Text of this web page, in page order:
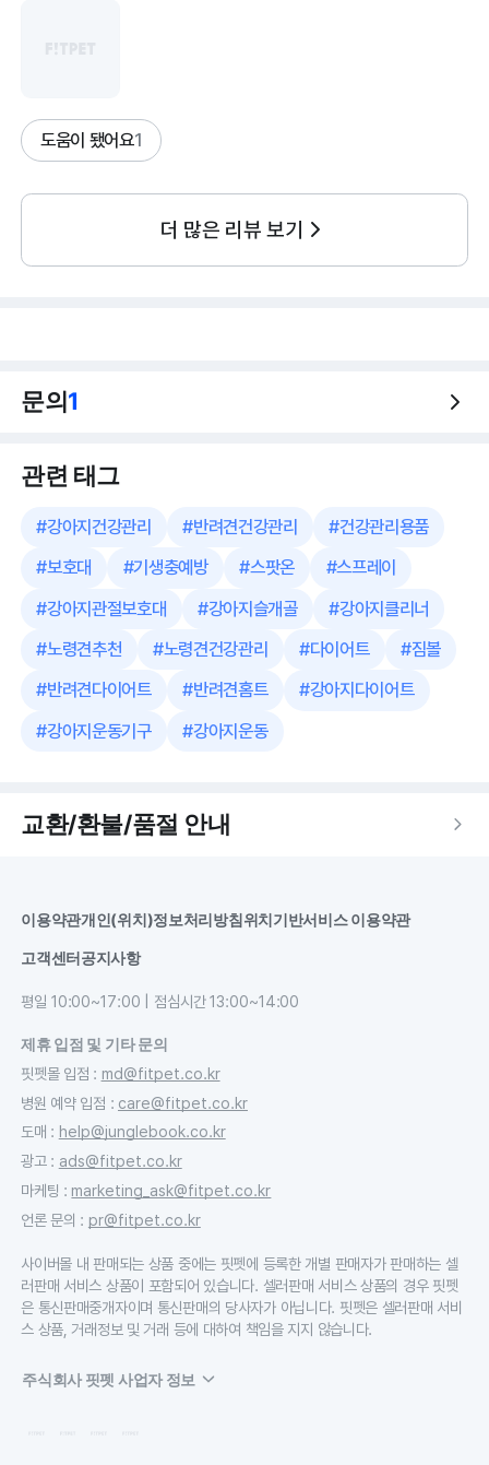
도움이 됐어요1
더 많은 리뷰 보기
문의1
관련 태그
#강아지건강관리 #반려견건강관리 #건강관리용품
#보호대 #기생충예방 #스팟온 #스프레이
#강아지관절보호대 #강아지슬개골 #강아지클리너
#노령견추천 #노령견건강관리 #다이어트 #짐볼
#반려견다이어트 #반려견홈트 #강아지다이어트
#강아지운동기구 #강아지운동
교환/환불/품절 안내
이용약관개인(위치)정보처리방침위치기반서비스 이용약관
고객센터공지사항
평일 10:00~17:00 | 점심시간 13:00~14:00
제휴 입점 및 기타 문의
핏펫몰 입점 : md@fitpet.co.kr
병원 예약 입점 : care@fitpet.co.kr
도매 : help@junglebook.co.kr
광고: ads@fitpet.co.kr
마케팅 : marketing_ask@fitpet.co.kr
언론 문의 : pr@fitpet.co.kr
사이버몰 내 판매되는 상품 중에는 핏펫에 등록한 개별 판매자가 판매하는 셀
러판매 서비스 상품이 포함되어 있습니다. 셀러판매 서비스 상품의 경우 핏펫
은 통신판매중개자이며 통신판매의 당사자가 아닙니다. 핏펫은 셀러판매 서비
스 상품, 거래정보 및 거래 등에 대하여 책임을 지지 않습니다.
주식회사 핏펫 사업자 정보